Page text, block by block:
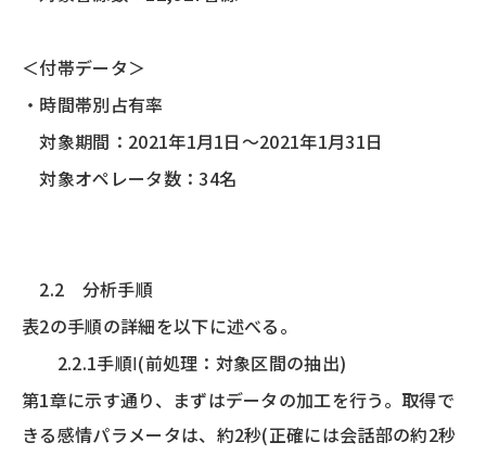
＜付帯データ＞
・時間帯別占有率
対象期間：2021年1月1日～2021年1月31日
対象オペレータ数：34名
2.2 分析手順
表2の手順の詳細を以下に述べる。
2.2.1手順Ⅰ(前処理：対象区間の抽出)
第1章に示す通り、まずはデータの加工を行う。取得で
きる感情パラメータは、約2秒(正確には会話部の約2秒